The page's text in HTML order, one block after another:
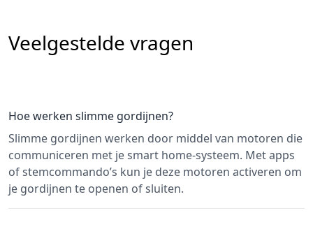
Veelgestelde vragen
Hoe werken slimme gordijnen?
Slimme gordijnen werken door middel van motoren die
communiceren met je smart home-systeem. Met apps
of stemcommando’s kun je deze motoren activeren om
je gordijnen te openen of sluiten.